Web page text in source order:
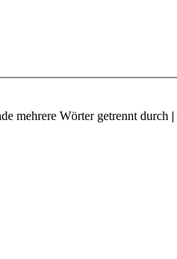
mehrere Wörter getrennt durch |